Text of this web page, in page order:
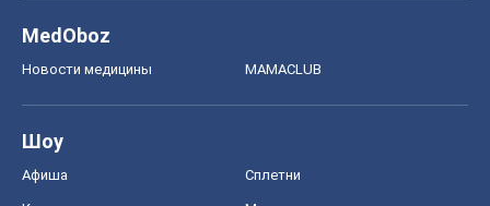
MedOboz
Новости медицины MAMACLUB
Шоу
Афиша Сплетни